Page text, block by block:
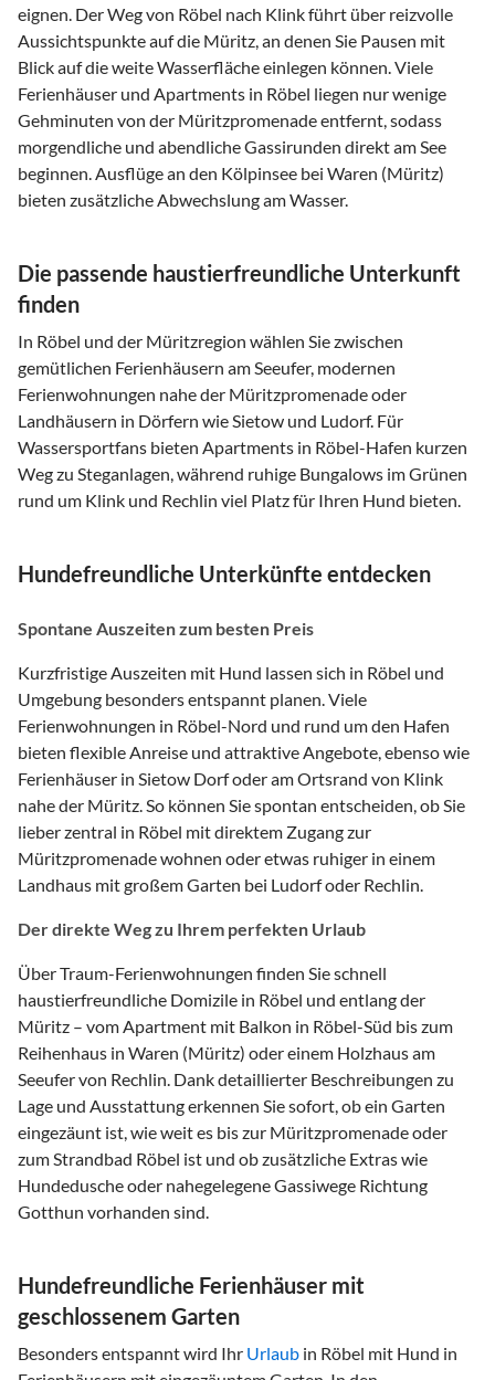
eignen. Der Weg von Röbel nach Klink führt über reizvolle
Aussichtspunkte auf die Müritz, an denen Sie Pausen mit
Blick auf die weite Wasserfläche einlegen können. Viele
Ferienhäuser und Apartments in Röbel liegen nur wenige
Gehminuten von der Müritzpromenade entfernt, sodass
morgendliche und abendliche Gassi­runden direkt am See
beginnen. Ausflüge an den Kölpinsee bei Waren (Müritz)
bieten zusätzliche Abwechslung am Wasser.
Die passende haustierfreundliche Unterkunft
finden
In Röbel und der Müritzregion wählen Sie zwischen
gemütlichen Ferienhäusern am Seeufer, modernen
Ferienwohnungen nahe der Müritzpromenade oder
Landhäusern in Dörfern wie Sietow und Ludorf. Für
Wassersportfans bieten Apartments in Röbel-Hafen kurzen
Weg zu Steganlagen, während ruhige Bungalows im Grünen
rund um Klink und Rechlin viel Platz für Ihren Hund bieten.
Hundefreundliche Unterkünfte entdecken
Spontane Auszeiten zum besten Preis
Kurzfristige Auszeiten mit Hund lassen sich in Röbel und
Umgebung besonders entspannt planen. Viele
Ferienwohnungen in Röbel-Nord und rund um den Hafen
bieten flexible Anreise und attraktive Angebote, ebenso wie
Ferienhäuser in Sietow Dorf oder am Ortsrand von Klink
nahe der Müritz. So können Sie spontan entscheiden, ob Sie
lieber zentral in Röbel mit direktem Zugang zur
Müritzpromenade wohnen oder etwas ruhiger in einem
Landhaus mit großem Garten bei Ludorf oder Rechlin.
Der direkte Weg zu Ihrem perfekten Urlaub
Über Traum-Ferienwohnungen finden Sie schnell
haustierfreundliche Domizile in Röbel und entlang der
Müritz – vom Apartment mit Balkon in Röbel-Süd bis zum
Reihenhaus in Waren (Müritz) oder einem Holzhaus am
Seeufer von Rechlin. Dank detaillierter Beschreibungen zu
Lage und Ausstattung erkennen Sie sofort, ob ein Garten
eingezäunt ist, wie weit es bis zur Müritzpromenade oder
zum Strandbad Röbel ist und ob zusätzliche Extras wie
Hundedusche oder nahegelegene Gassiwege Richtung
Gotthun vorhanden sind.
Hundefreundliche Ferienhäuser mit
geschlossenem Garten
Besonders entspannt wird Ihr Urlaub in Röbel mit Hund in